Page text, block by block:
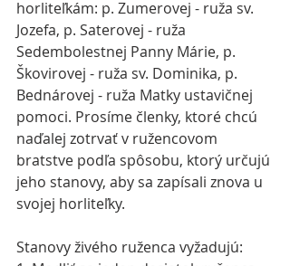
horliteľkám: p. Zumerovej - ruža sv.
Jozefa, p. Saterovej - ruža
Sedembolestnej Panny Márie, p.
Škovirovej - ruža sv. Dominika, p.
Bednárovej - ruža Matky ustavičnej
pomoci. Prosíme členky, ktoré chcú
naďalej zotrvať v ružencovom
bratstve podľa spôsobu, ktorý určujú
jeho stanovy, aby sa zapísali znova u
svojej horliteľky.
Stanovy živého ruženca vyžadujú: